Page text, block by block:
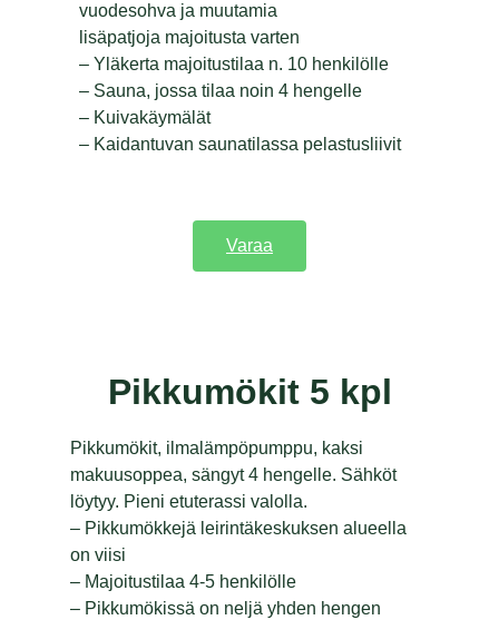
vuodesohva ja muutamia
lisäpatjoja majoitusta varten
– Yläkerta majoitustilaa n. 10 henkilölle
– Sauna, jossa tilaa noin 4 hengelle
– Kuivakäymälät
– Kaidantuvan saunatilassa pelastusliivit
Varaa
Pikkumökit 5 kpl
Pikkumökit, ilmalämpöpumppu, kaksi
makuusoppea, sängyt 4 hengelle. Sähköt
löytyy. Pieni etuterassi valolla.
– Pikkumökkejä leirintäkeskuksen alueella
on viisi
– Majoitustilaa 4-5 henkilölle
– Pikkumökissä on neljä yhden hengen